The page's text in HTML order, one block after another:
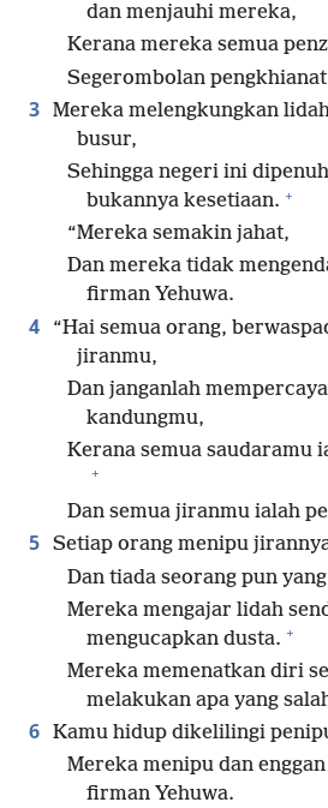
dan menjauhi mereka,
Kerana mereka semua
Segerombolan
3 Mereka melengkungkan
busur,
Sehingga negeri ini
bukannya kesetiaan. +
“Mereka semakin jahat,
Dan mereka tidak
firman Yehuwa.
4
“Hai semua orang,
jiranmu,
Dan janganlah
kandungmu,
Kerana semua saudaramu
+
Dan semua jiranmu ialah
5 Setiap orang menipu
Dan tiada seorang pun
Mereka mengajar lidah
mengucapkan dusta. +
Mereka memenatkan diri
melakukan apa yang
6 Kamu hidup dikelilingi
Mereka menipu dan
firman Yehuwa.